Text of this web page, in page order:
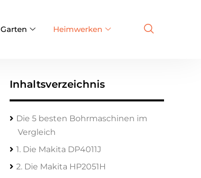
Garten Heimwerken
Inhaltsverzeichnis
Die 5 besten Bohrmaschinen im
Vergleich
1. Die Makita DP4011J
2. Die Makita HP2051H